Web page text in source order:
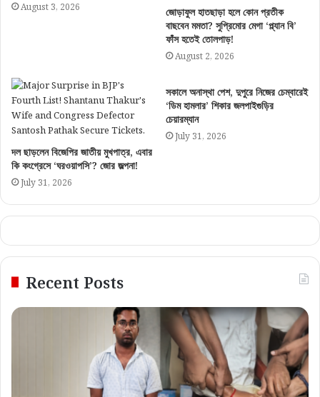
August 3, 2026
জোড়াফুল হাতছাড়া হলে কোন প্রতীক
বাছবেন মমতা? সুপ্রিমোর মেগা ‘প্ল্যান বি’
ফাঁস হতেই তোলপাড়!
August 2, 2026
দল ছাড়লেন বিজেপির জাতীয় মুখপাত্র, এবার
কি কংগ্রেসে ‘ঘরওয়াপসি’? জোর জল্পনা!
July 31, 2026
সকালে অনাস্থা পেশ, দুপুরে নিজের চেম্বারেই
‘ডিম হামলার’ শিকার জলপাইগুড়ির
চেয়ারম্যান
July 31, 2026
Recent Posts